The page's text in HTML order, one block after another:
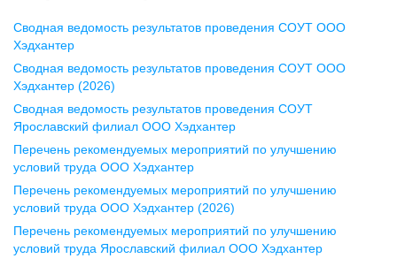
Воронеж
ул. Комиссаржевской, д. 10,
офис 1212
+7 473 280-05-05
pr@vrn.hh.ru
ул. Спартаковская, д. 2А, этаж 3,
помещение 15
+7 843 212-12-50
Сводная ведомость результатов проведения СОУТ ООО
Хэдхантер
Сводная ведомость результатов проведения СОУТ ООО
Хэдхантер (2026)
Сводная ведомость результатов проведения СОУТ
Ярославский филиал ООО Хэдхантер
Перечень рекомендуемых мероприятий по улучшению
условий труда ООО Хэдхантер
Перечень рекомендуемых мероприятий по улучшению
условий труда ООО Хэдхантер (2026)
Перечень рекомендуемых мероприятий по улучшению
условий труда Ярославский филиал ООО Хэдхантер